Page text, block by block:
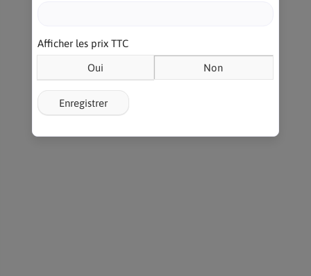
Afficher les prix TTC
Oui Non
Enregistrer